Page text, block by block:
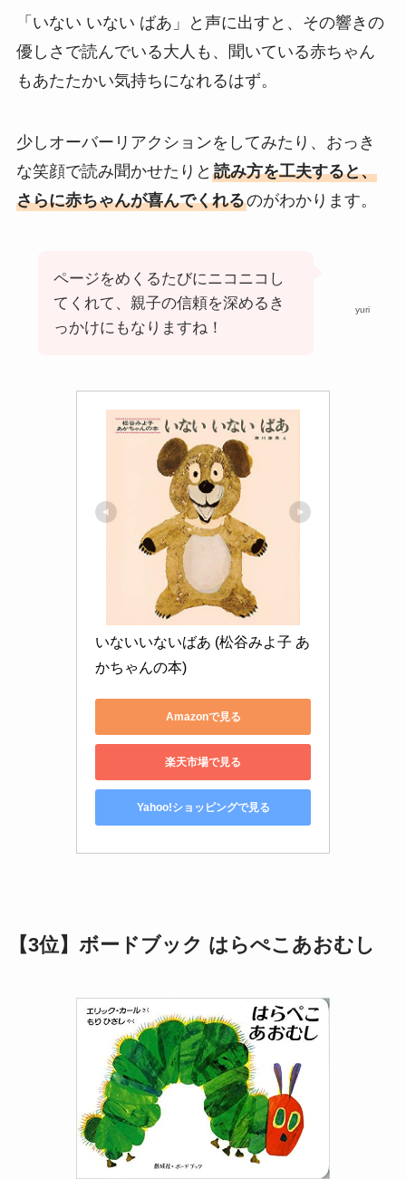
「いない いない ばあ」と声に出すと、その響きの
優しさで読んでいる大人も、聞いている赤ちゃん
もあたたかい気持ちになれるはず。
少しオーバーリアクションをしてみたり、おっき
な笑顔で読み聞かせたりと 読み方を工夫すると、
さらに赤ちゃんが喜んでくれるのがわかります。
yuri
ページをめくるたびにニコニコし
てくれて、親子の信頼を深めるき
っかけにもなりますね！
いないいないばあ (松谷みよ子 あ
かちゃんの本)
Amazonで見る
楽天市場で見る
Yahoo!ショッピングで見る
【3位】ボードブック はらぺこあおむし